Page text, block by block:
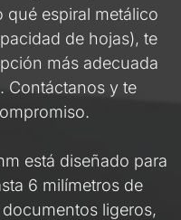
qué espiral metálico
de hojas), te
más adecuada
Contáctanos y te
está diseñado para
6 milímetros de
ligeros,